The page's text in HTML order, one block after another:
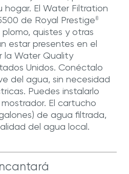
El Water Filtration
de Royal Prestige®
quistes y otras
estar presentes en el
la Water Quality
Unidos. Conéctalo
del agua, sin necesidad
Puedes instalarlo
El cartucho
de agua filtrada,
del agua local.